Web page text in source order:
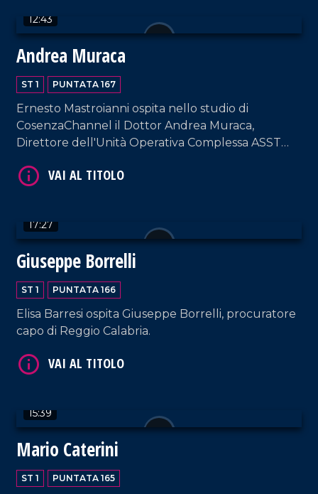
12:43
Andrea Muraca
ST 1 PUNTATA 167
Ernesto Mastroianni ospita nello studio di
CosenzaChannel il Dottor Andrea Muraca,
Direttore dell'Unità Operativa Complessa ASST
17:27
Giuseppe Borrelli
ST 1 PUNTATA 166
Elisa Barresi ospita Giuseppe Borrelli, procuratore
capo di Reggio Calabria.
15:39
Mario Caterini
ST 1 PUNTATA 165
VAI AL TITOLO
VAI AL TITOLO